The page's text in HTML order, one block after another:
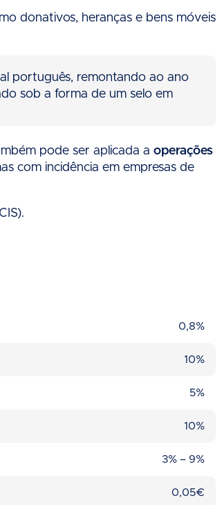
donativos, heranças e bens móveis
português, remontando ao ano
sob a forma de um selo em
pode ser aplicada a operações
com incidência em empresas de
0,8%
10%
5%
10%
3% – 9%
0,05€